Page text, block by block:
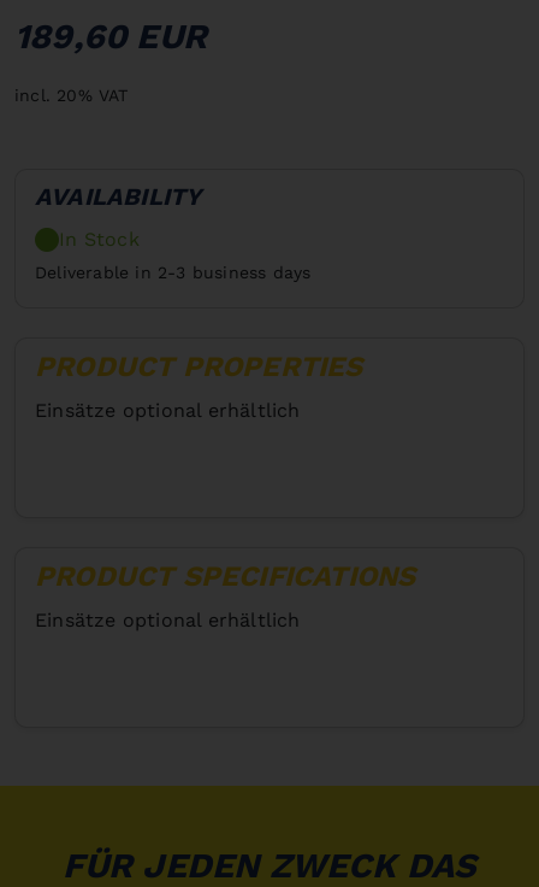
189,60 EUR
incl. 20% VAT
AVAILABILITY
In Stock
Deliverable in 2-3 business days
PRODUCT PROPERTIES
Einsätze optional erhältlich
PRODUCT SPECIFICATIONS
Einsätze optional erhältlich
FÜR JEDEN ZWECK DAS